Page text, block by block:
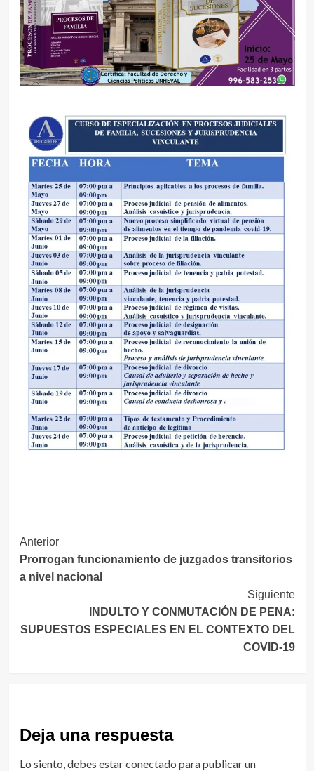
Navegación
de
Anterior
Prorrogan funcionamiento de juzgados transitorios
a nivel nacional
Siguiente
INDULTO Y CONMUTACIÓN DE PENA:
SUPUESTOS ESPECIALES EN EL CONTEXTO DEL
COVID-19
Deja una respuesta
Lo siento, debes estarconectado para publicar un